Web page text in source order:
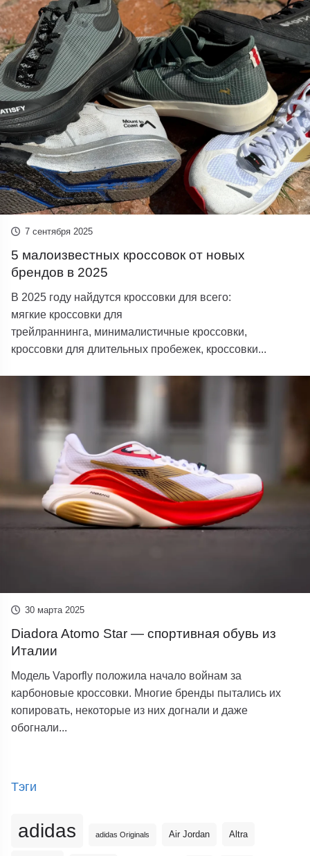
7 сентября 2025
5 малоизвестных кроссовок от новых
брендов в 2025
В 2025 году найдутся кроссовки для всего:
мягкие кроссовки для
трейлраннинга, минималистичные кроссовки,
кроссовки для длительных пробежек, кроссовки...
30 марта 2025
Diadora Atomo Star — спортивная обувь из
Италии
Модель Vaporfly положила начало войнам за
карбоновые кроссовки. Многие бренды пытались их
копировать, некоторые из них догнали и даже
обогнали...
Тэги
adidas adidas Originals Air Jordan Altra